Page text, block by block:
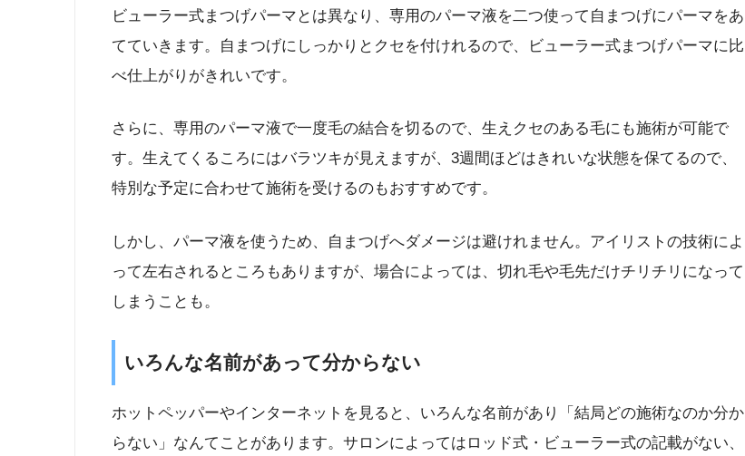
ビューラー式まつげパーマとは異なり、専用のパーマ液を二つ使って自まつげにパーマをあ
てていきます。自まつげにしっかりとクセを付けれるので、ビューラー式まつげパーマに比
べ仕上がりがきれいです。
さらに、専用のパーマ液で一度毛の結合を切るので、生えクセのある毛にも施術が可能で
す。生えてくるころにはバラツキが見えますが、3週間ほどはきれいな状態を保てるので、
特別な予定に合わせて施術を受けるのもおすすめです。
しかし、パーマ液を使うため、自まつげへダメージは避けれません。アイリストの技術によ
って左右されるところもありますが、場合によっては、切れ毛や毛先だけチリチリになって
しまうことも。
いろんな名前があって分からない
ホットペッパーやインターネットを見ると、いろんな名前があり「結局どの施術なのか分か
らない」なんてことがあります。サロンによってはロッド式・ビューラー式の記載がない、